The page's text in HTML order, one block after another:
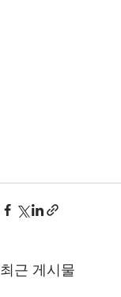
최근 게시물